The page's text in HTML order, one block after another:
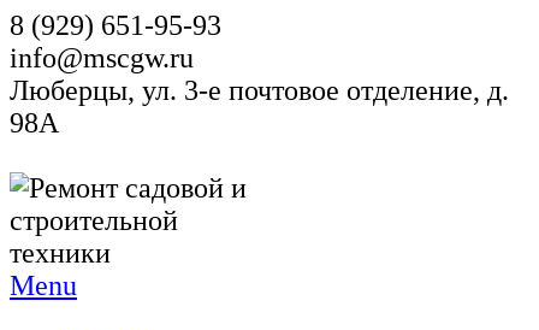
8 (929) 651-95-93
info@mscgw.ru
Люберцы, ул. 3-е почтовое отделение, д.
98А
Menu